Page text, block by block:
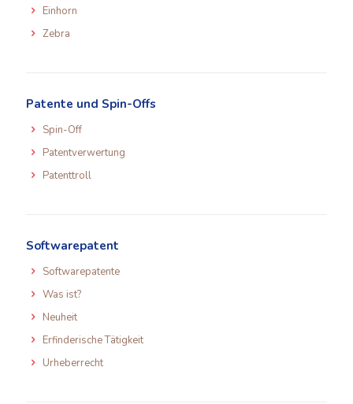
Einhorn
Zebra
Patente und Spin-Offs
Spin-Off
Patentverwertung
Patenttroll
Softwarepatent
Softwarepatente
Was ist?
Neuheit
Erfinderische Tätigkeit
Urheberrecht